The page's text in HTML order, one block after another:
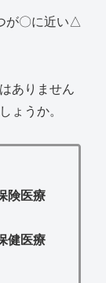
が〇に近い△
ありません
ょうか。
険医療
健医療